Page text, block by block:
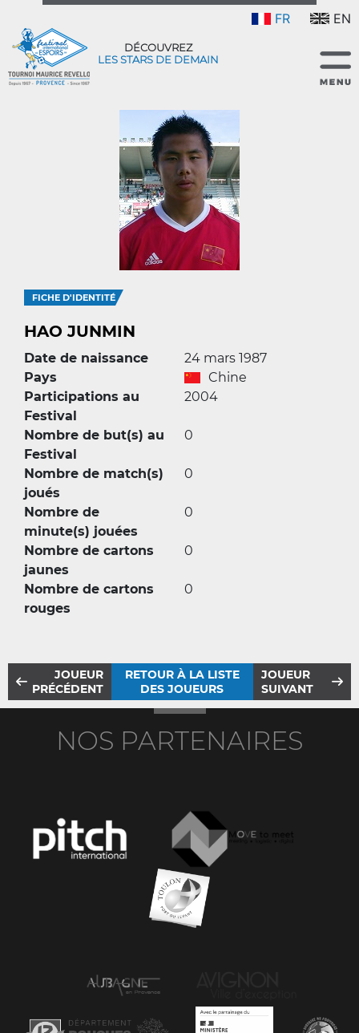
FR EN
DÉCOUVREZ
LES STARS DE DEMAIN
FICHE D'IDENTITÉ
HAO JUNMIN
Date de naissance
24 mars 1987
Pays
Chine
Participations au
Festival
2004
Nombre de but(s) au
Festival
0
Nombre de match(s)
joués
0
Nombre de
minute(s) jouées
0
Nombre de cartons
jaunes
0
Nombre de cartons
rouges
0
JOUEUR
PRÉCÉDENT
RETOUR À LA LISTE
DES JOUEURS
JOUEUR
SUIVANT
NOS PARTENAIRES